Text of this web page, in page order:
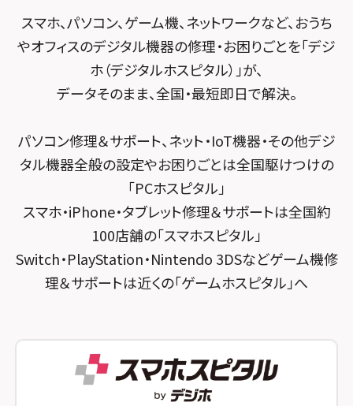
スマホスピタル テルル宮野木
スマホスピタル千葉
スマホスピタル 大森
スマホスピタル練馬
スマホスピタル 神田
スマホスピタル三軒茶屋
スマホスピタル秋葉原
スマホスピタル 自由が丘
スマホスピタルオリナス錦糸町
スマホスピタル堺
スマホスピタル 堺出張所
スマホスピタル京都河原町
スマホスピタル宇治槙島
スマホスピタル烏丸
スマホスピタル 京都宇治
スマホスピタル 福知山
スマホスピタル神戸三宮
スマホスピタル by デジホ 姫路キャスパ
スマホスピタル伊丹
スマホ、パソコン、ゲーム機、ネットワークなど、おうち
やオフィスのデジタル機器の修理・お困りごとを「デジ
ホ（デジタルホスピタル）」が、
データそのまま、全国・最短即日で解決。
パソコン修理＆サポート、ネット・IoT機器・その他デジ
タル機器全般の設定やお困りごとは全国駆けつけの
「PCホスピタル」
スマホ・iPhone・タブレット修理＆サポートは全国約
100店舗の「スマホスピタル」
Switch・PlayStation・Nintendo 3DSなどゲーム機修
理＆サポートは近くの「ゲームホスピタル」へ